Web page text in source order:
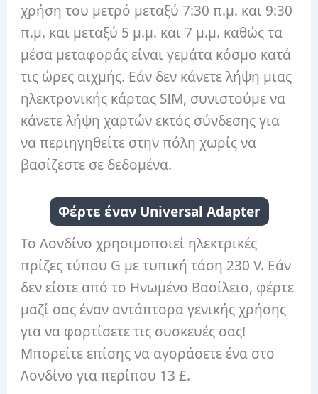
χρήση του μετρό μεταξύ 7:30 π.μ. και 9:30
π.μ. και μεταξύ 5 μ.μ. και 7 μ.μ. καθώς τα
μέσα μεταφοράς είναι γεμάτα κόσμο κατά
τις ώρες αιχμής. Εάν δεν κάνετε λήψη μιας
ηλεκτρονικής κάρτας SIM, συνιστούμε να
κάνετε λήψη χαρτών εκτός σύνδεσης για
να περιηγηθείτε στην πόλη χωρίς να
βασίζεστε σε δεδομένα.
Φέρτε έναν Universal Adapter
Το Λονδίνο χρησιμοποιεί ηλεκτρικές
πρίζες τύπου G με τυπική τάση 230 V. Εάν
δεν είστε από το Ηνωμένο Βασίλειο, φέρτε
μαζί σας έναν αντάπτορα γενικής χρήσης
για να φορτίσετε τις συσκευές σας!
Μπορείτε επίσης να αγοράσετε ένα στο
Λονδίνο για περίπου 13 £.